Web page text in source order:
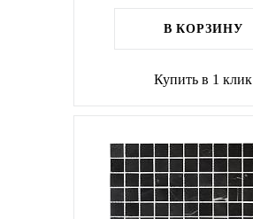
В КОРЗИНУ
Купить в 1 клик